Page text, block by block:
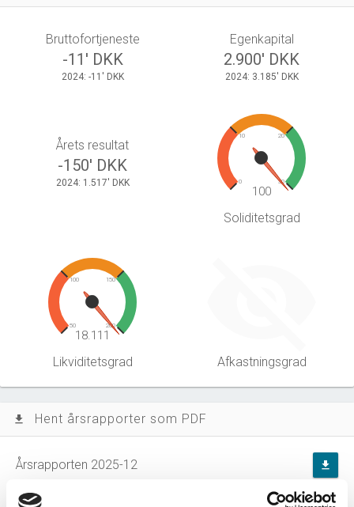
Bruttofortjeneste
-11' DKK
2024: -11' DKK
Egenkapital
2.900' DKK
2024: 3.185' DKK
Årets resultat
-150' DKK
2024: 1.517' DKK 0
10 20
30
100
Soliditetsgrad
50
100 150
200
18.111
Likviditetsgrad Afkastningsgrad
file_download Hent årsrapporter som PDF
Årsrapporten 2025-12 file_download